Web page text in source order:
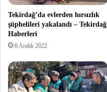
Tekirdağ’da evlerden hırsızlık
şüphelileri yakalandı – Tekirdağ
Haberleri
6 Aralık 2022